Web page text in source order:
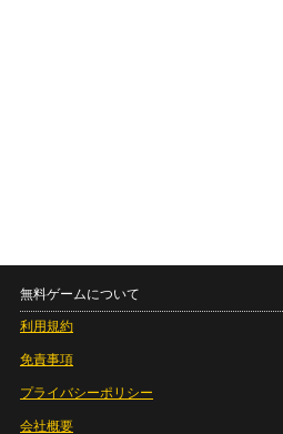
無料ゲームについて
利用規約
免責事項
プライバシーポリシー
会社概要